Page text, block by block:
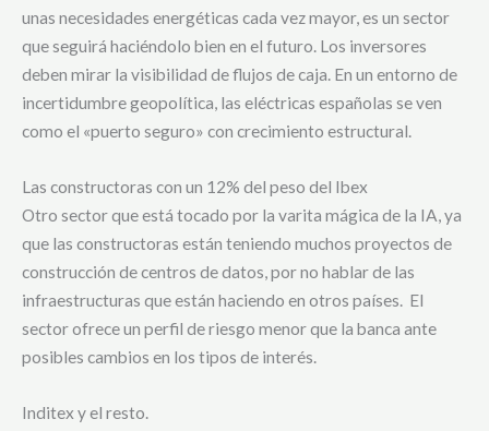
unas necesidades energéticas cada vez mayor, es un sector
que seguirá haciéndolo bien en el futuro. Los inversores
deben mirar la visibilidad de flujos de caja. En un entorno de
incertidumbre geopolítica, las eléctricas españolas se ven
como el «puerto seguro» con crecimiento estructural.
Las constructoras con un 12% del peso del Ibex
Otro sector que está tocado por la varita mágica de la IA, ya
que las constructoras están teniendo muchos proyectos de
construcción de centros de datos, por no hablar de las
infraestructuras que están haciendo en otros países. El
sector ofrece un perfil de riesgo menor que la banca ante
posibles cambios en los tipos de interés.
Inditex y el resto.